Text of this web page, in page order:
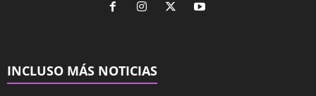
INCLUSO MÁS NOTICIAS